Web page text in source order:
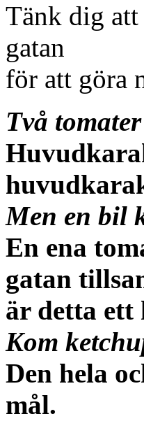
Tänk dig att
gatan
för att göra
Två
Men en bil
En ena
gatan
är detta ett
Kom
Den hela
mål.